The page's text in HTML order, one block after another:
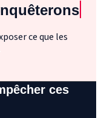
ce que les
ces